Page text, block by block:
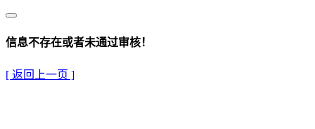
信息不存在或者未通过审核！
[ 返回上一页 ]